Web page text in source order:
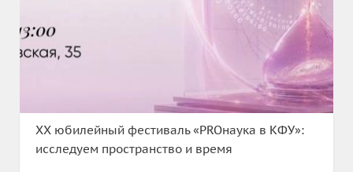
XX юбилейный фестиваль «PROнаука в КФУ»:
исследуем пространство и время